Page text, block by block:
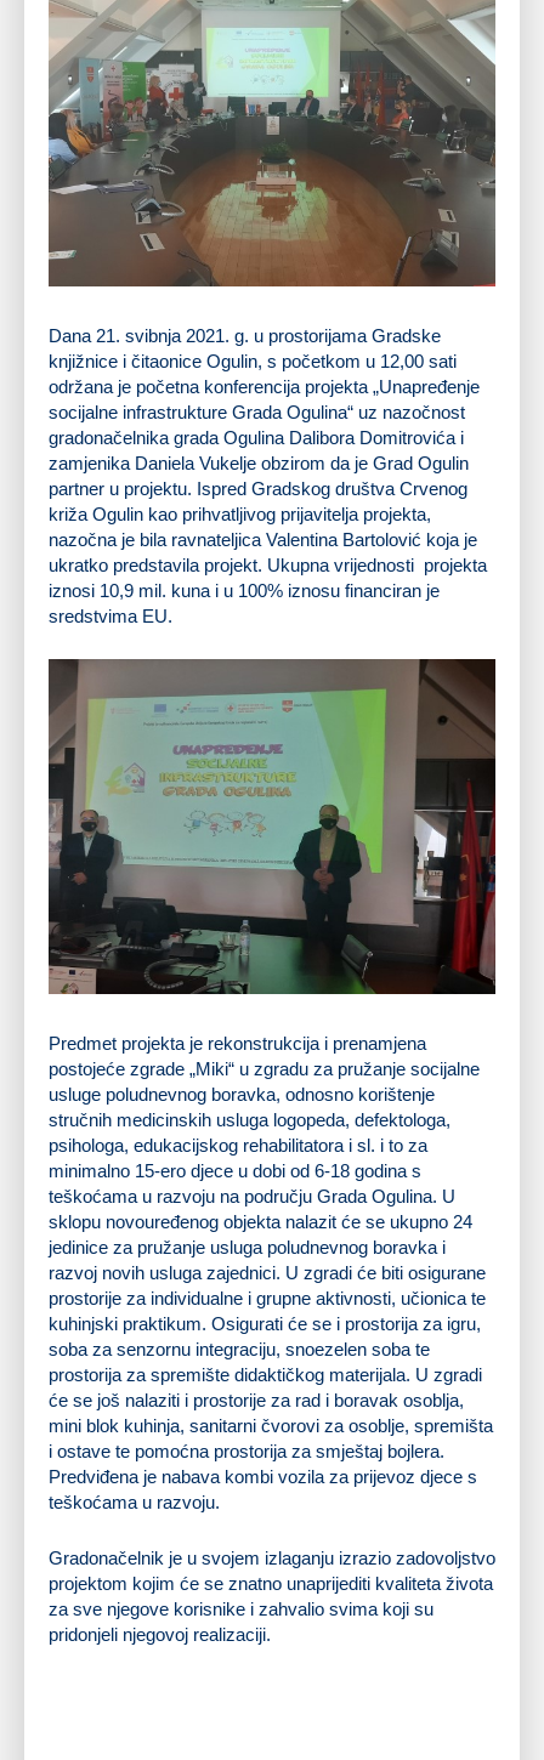
Dana 21. svibnja 2021. g. u prostorijama Gradske
knjižnice i čitaonice Ogulin, s početkom u 12,00 sati
održana je početna konferencija projekta „Unapređenje
socijalne infrastrukture Grada Ogulina“ uz nazočnost
gradonačelnika grada Ogulina Dalibora Domitrovića i
zamjenika Daniela Vukelje obzirom da je Grad Ogulin
partner u projektu. Ispred Gradskog društva Crvenog
križa Ogulin kao prihvatljivog prijavitelja projekta,
nazočna je bila ravnateljica Valentina Bartolović koja je
ukratko predstavila projekt. Ukupna vrijednosti projekta
iznosi 10,9 mil. kuna i u 100% iznosu financiran je
sredstvima EU.
Predmet projekta je rekonstrukcija i prenamjena
postojeće zgrade „Miki“ u zgradu za pružanje socijalne
usluge poludnevnog boravka, odnosno korištenje
stručnih medicinskih usluga logopeda, defektologa,
psihologa, edukacijskog rehabilitatora i sl. i to za
minimalno 15-ero djece u dobi od 6-18 godina s
teškoćama u razvoju na području Grada Ogulina. U
sklopu novouređenog objekta nalazit će se ukupno 24
jedinice za pružanje usluga poludnevnog boravka i
razvoj novih usluga zajednici. U zgradi će biti osigurane
prostorije za individualne i grupne aktivnosti, učionica te
kuhinjski praktikum. Osigurati će se i prostorija za igru,
soba za senzornu integraciju, snoezelen soba te
prostorija za spremište didaktičkog materijala. U zgradi
će se još nalaziti i prostorije za rad i boravak osoblja,
mini blok kuhinja, sanitarni čvorovi za osoblje, spremišta
i ostave te pomoćna prostorija za smještaj bojlera.
Predviđena je nabava kombi vozila za prijevoz djece s
teškoćama u razvoju.
Gradonačelnik je u svojem izlaganju izrazio zadovoljstvo
projektom kojim će se znatno unaprijediti kvaliteta života
za sve njegove korisnike i zahvalio svima koji su
pridonjeli njegovoj realizaciji.